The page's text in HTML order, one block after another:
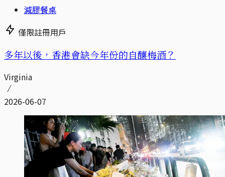
減膠餐桌
僅限註冊用戶
多年以後，香港會缺今年份的自釀梅酒？
Virginia
2026-06-07